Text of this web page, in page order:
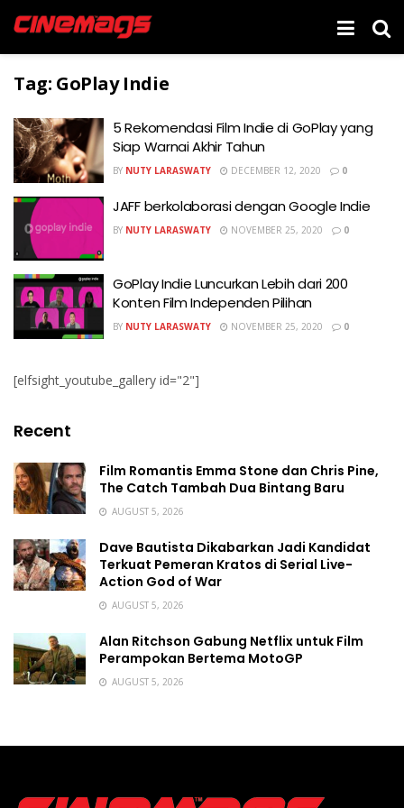
Tag: GoPlay Indie
5 Rekomendasi Film Indie di GoPlay yang
Siap Warnai Akhir Tahun
BY NUTY LARASWATY DECEMBER 12, 2020 0
JAFF berkolaborasi dengan Google Indie
BY NUTY LARASWATY NOVEMBER 25, 2020 0
GoPlay Indie Luncurkan Lebih dari 200
Konten Film Independen Pilihan
BY NUTY LARASWATY NOVEMBER 25, 2020 0
[elfsight_youtube_gallery id="2"]
Recent
Film Romantis Emma Stone dan Chris Pine,
The Catch Tambah Dua Bintang Baru
AUGUST 5, 2026
Dave Bautista Dikabarkan Jadi Kandidat
Terkuat Pemeran Kratos di Serial Live-
Action God of War
AUGUST 5, 2026
Alan Ritchson Gabung Netflix untuk Film
Perampokan Bertema MotoGP
AUGUST 5, 2026